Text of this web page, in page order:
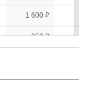
1 600 ₽
250 ₽
1 000 ₽